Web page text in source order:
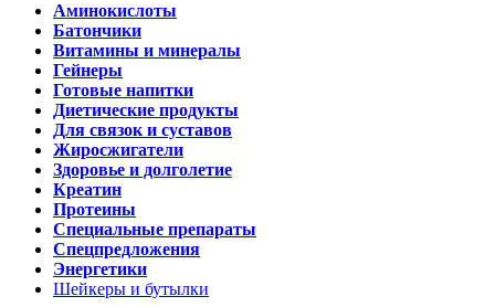
Аминокислоты
Батончики
Витамины и минералы
Гейнеры
Готовые напитки
Диетические продукты
Для связок и суставов
Жиросжигатели
Здоровье и долголетие
Креатин
Протеины
Специальные препараты
Спецпредложения
Энергетики
Шейкеры и бутылки